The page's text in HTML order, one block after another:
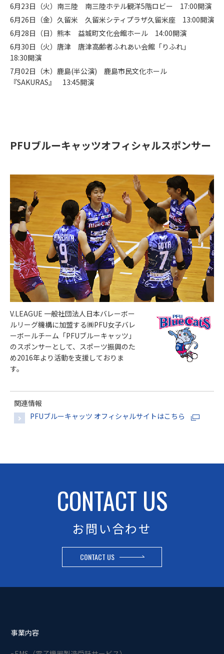
6月23日（火）南三陸 南三陸ホテル観洋5階ロビー 17:00開演
6月26日（金）久留米 久留米シティプラザ久留米座 13:00開演
6月28日（日）熊本 益城町文化会館ホール 14:00開演
6月30日（火）唐津 唐津高齢者ふれあい会館「りふれ」
18:30開演
7月02日（木）鹿島(半公演) 鹿島市民文化ホール
『SAKURAS』 13:45開演
PFUブルーキャッツオフィシャルスポンサー
V.LEAGUE 一般社団法人日本バレーボー
ルリーグ機構に加盟する㈱PFU女子バレ
ーボールチーム「PFUブルーキャッツ」
のスポンサーとして、スポーツ振興のた
め2016年より活動を支援しておりま
す。
関連情報
PFUブルーキャッツ オフィシャルサイトはこちら
CONTACT US
お問い合わせ
CONTACT US
事業内容